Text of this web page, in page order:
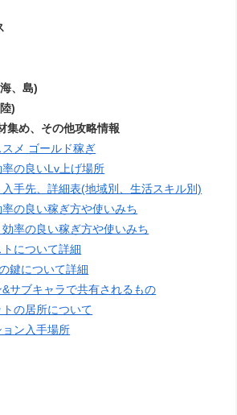
、島)
)
集め、その他攻略情報
メ ゴールド稼ぎ
の良いLv上げ場所
手先、詳細表(地域別、生活スキル別)
の良い稼ぎ方や使いみち
率の良い稼ぎ方や使いみち
について詳細
鍵について詳細
サブキャラで共有されるもの
の居所について
ン入手場所